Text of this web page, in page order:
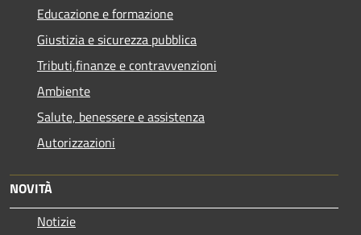
Educazione e formazione
Giustizia e sicurezza pubblica
Tributi,finanze e contravvenzioni
Ambiente
Salute, benessere e assistenza
Autorizzazioni
NOVITÀ
Notizie